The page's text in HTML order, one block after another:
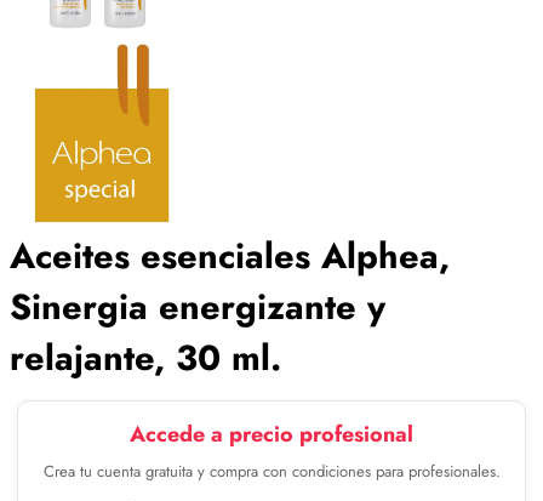
Aceites esenciales Alphea,
Sinergia energizante y
relajante, 30 ml.
Accede a precio profesional
Crea tu cuenta gratuita y compra con condiciones para profesionales.